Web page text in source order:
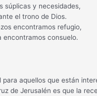
súplicas y necesidades,
el trono de Dios.
encontramos refugio,
encontramos consuelo.
para aquellos que están
de Jerusalén es que la